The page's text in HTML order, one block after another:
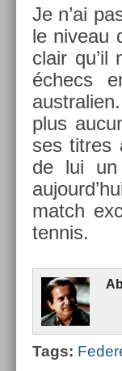
Je n’ai
le niveau
clair
échecs
plus
ses tit­res
de lui un
match
ten­nis.
Tags: